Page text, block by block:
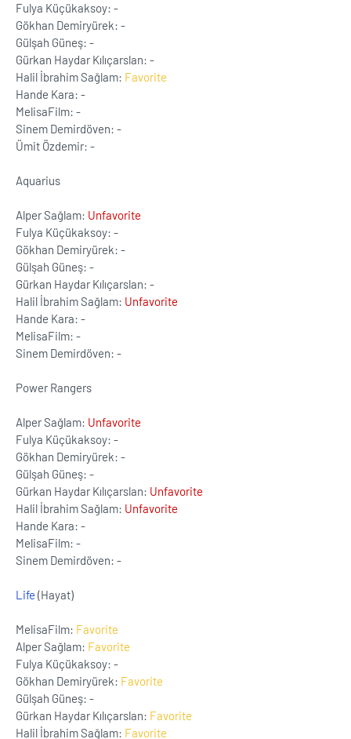
Fulya Küçükaksoy: -
Gökhan Demiryürek: -
Gülşah Güneş: -
Gürkan Haydar Kılıçarslan: -
Halil İbrahim Sağlam: Favorite
Hande Kara: -
MelisaFilm: -
Sinem Demirdöven: -
Ümit Özdemir: -
Aquarius
Alper Sağlam: Unfavorite
Fulya Küçükaksoy: -
Gökhan Demiryürek: -
Gülşah Güneş: -
Gürkan Haydar Kılıçarslan: -
Halil İbrahim Sağlam: Unfavorite
Hande Kara: -
MelisaFilm: -
Sinem Demirdöven: -
Power Rangers
Alper Sağlam: Unfavorite
Fulya Küçükaksoy: -
Gökhan Demiryürek: -
Gülşah Güneş: -
Gürkan Haydar Kılıçarslan: Unfavorite
Halil İbrahim Sağlam: Unfavorite
Hande Kara: -
MelisaFilm: -
Sinem Demirdöven: -
Life (Hayat)
MelisaFilm: Favorite
Alper Sağlam: Favorite
Fulya Küçükaksoy: -
Gökhan Demiryürek: Favorite
Gülşah Güneş: -
Gürkan Haydar Kılıçarslan: Favorite
Halil İbrahim Sağlam: Favorite